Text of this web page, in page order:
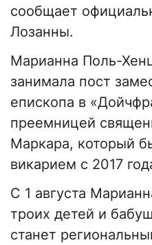
сообщает
Лозанны.
Марианна Поль-
занимала пост
епископа в
преемницей
Маркара, который
викарием с 2017
С 1 августа
троих детей и
станет